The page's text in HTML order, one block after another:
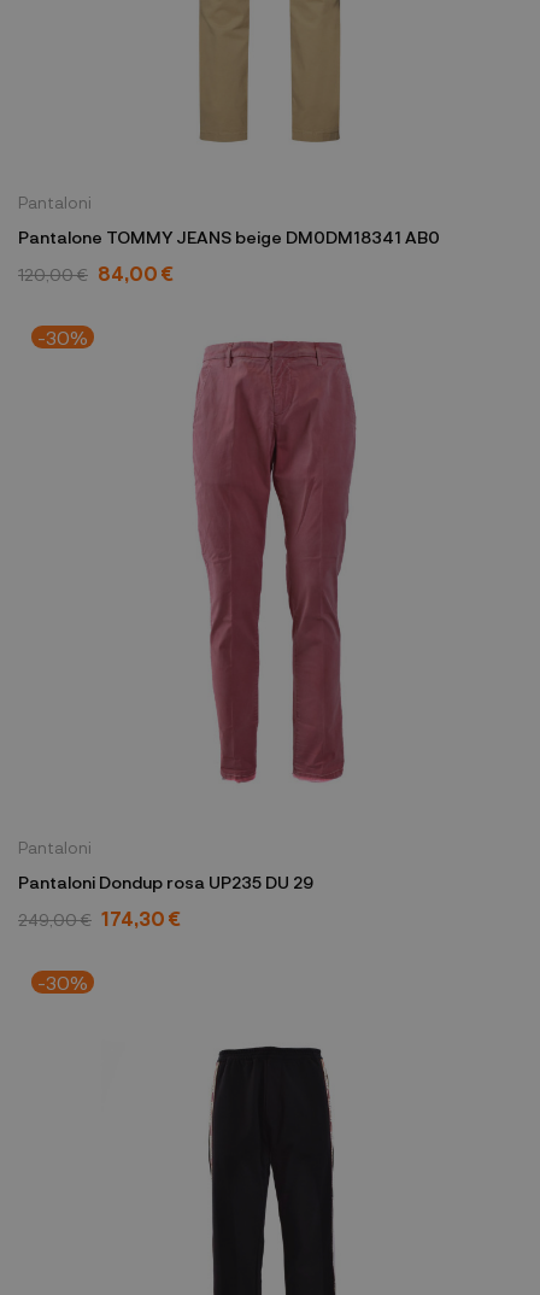
Pantaloni
Pantalone TOMMY JEANS beige DM0DM18341 AB0
120,00 € 84,00 €
-30%
Pantaloni
Pantaloni Dondup rosa UP235 DU 29
249,00 € 174,30 €
-30%